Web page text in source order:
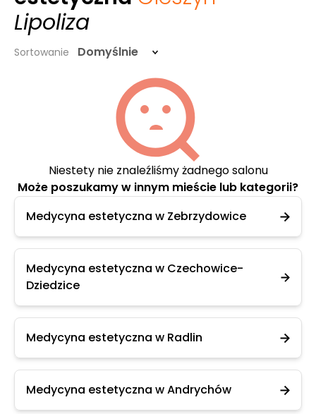
Lipoliza
Sortowanie Domyślnie
Niestety nie znaleźliśmy żadnego salonu
Może poszukamy w innym mieście lub kategorii?
Medycyna estetyczna w Zebrzydowice
Medycyna estetyczna w Czechowice-
Dziedzice
Medycyna estetyczna w Radlin
Medycyna estetyczna w Andrychów